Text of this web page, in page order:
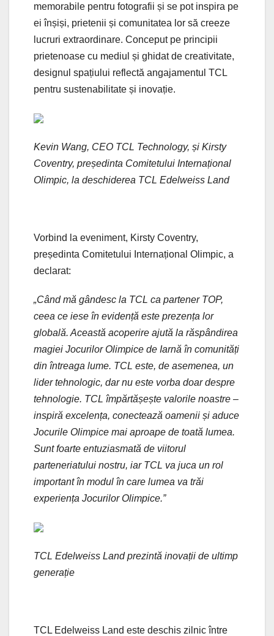
memorabile pentru fotografii și se pot inspira pe
ei înșiși, prietenii și comunitatea lor să creeze
lucruri extraordinare. Conceput pe principii
prietenoase cu mediul și ghidat de creativitate,
designul spațiului reflectă angajamentul TCL
pentru sustenabilitate și inovație.
Kevin Wang, CEO TCL Technology, și Kirsty
Coventry, președinta Comitetului Internațional
Olimpic, la deschiderea TCL Edelweiss Land
Vorbind la eveniment, Kirsty Coventry,
președinta Comitetului Internațional Olimpic, a
declarat:
„Când mă gândesc la TCL ca partener TOP,
ceea ce iese în evidență este prezența lor
globală. Această acoperire ajută la răspândirea
magiei Jocurilor Olimpice de Iarnă în comunități
din întreaga lume. TCL este, de asemenea, un
lider tehnologic, dar nu este vorba doar despre
tehnologie. TCL împărtășește valorile noastre –
inspiră excelența, conectează oamenii și aduce
Jocurile Olimpice mai aproape de toată lumea.
Sunt foarte entuziasmată de viitorul
parteneriatului nostru, iar TCL va juca un rol
important în modul în care lumea va trăi
experiența Jocurilor Olimpice.”
TCL Edelweiss Land prezintă inovații de ultimp
generație
TCL Edelweiss Land este deschis zilnic între